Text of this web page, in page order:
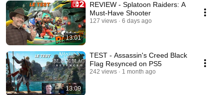
13:01
REVIEW - Splatoon Raiders: A
Must-Have Shooter
127 views 6 days ago
13:09
TEST - Assassin's Creed Black
Flag Resynced on PS5
242 views 1 month ago